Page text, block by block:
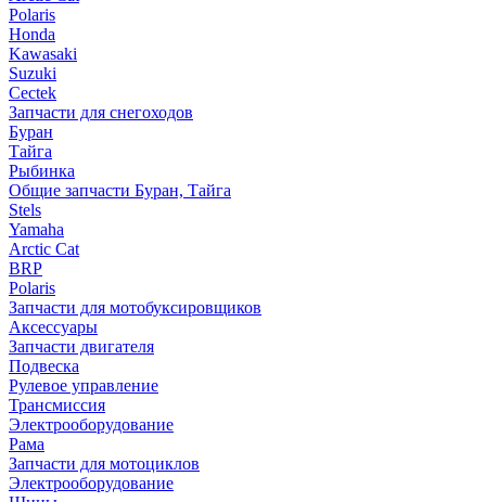
Polaris
Honda
Kawasaki
Suzuki
Cectek
Запчасти для снегоходов
Буран
Тайга
Рыбинка
Общие запчасти Буран, Тайга
Stels
Yamaha
Arctic Cat
BRP
Polaris
Запчасти для мотобуксировщиков
Аксессуары
Запчасти двигателя
Подвеска
Рулевое управление
Трансмиссия
Электрооборудование
Рама
Запчасти для мотоциклов
Электрооборудование